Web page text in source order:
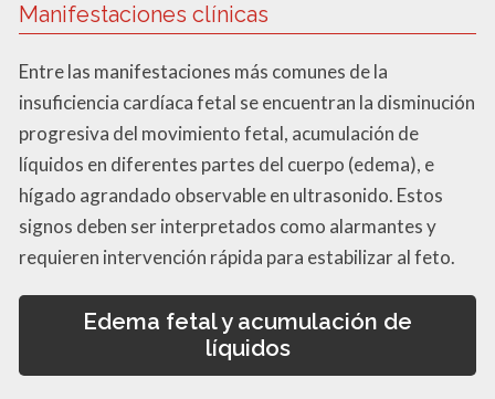
Manifestaciones clínicas
Entre las manifestaciones más comunes de la
insuficiencia cardíaca fetal se encuentran la disminución
progresiva del movimiento fetal, acumulación de
líquidos en diferentes partes del cuerpo (edema), e
hígado agrandado observable en ultrasonido. Estos
signos deben ser interpretados como alarmantes y
requieren intervención rápida para estabilizar al feto.
Edema fetal y acumulación de
líquidos